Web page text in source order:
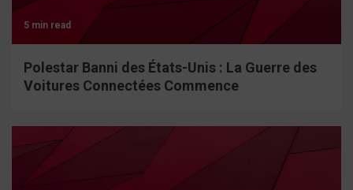
5 min read
Polestar Banni des États-Unis : La Guerre des
Voitures Connectées Commence